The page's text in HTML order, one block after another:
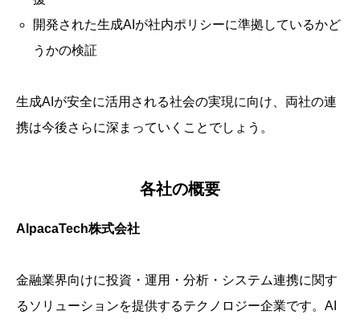
開発された生成AIが社内ポリシーに準拠しているかど
うかの検証
生成AIが安全に活用される社会の実現に向け、両社の連
携は今後さらに深まっていくことでしょう。
各社の概要
AlpacaTech株式会社
金融業界向けに投資・運用・分析・システム連携に関す
るソリューションを提供するテクノロジー企業です。AI